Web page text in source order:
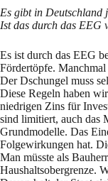
Es gibt in Deutschland
Ist das durch das EEG
Es ist durch das EEG
Fördertöpfe. Manchmal
Der Dschungel muss
Diese Regeln haben
niedrigen Zins für
sind limitiert, auch das
Grundmodelle. Das
Folgewirkungen hat.
Man müsste als
Haushaltsobergrenze.